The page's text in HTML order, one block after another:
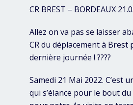
CR BREST – BORDEAUX
Allez on va pas se laisser
CR du déplacement à Brest
dernière journée ! ????
Samedi 21 Mai 2022. C’est
qui s’élance pour le bout